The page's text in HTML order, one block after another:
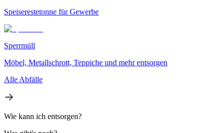
Speiserestetonne für Gewerbe
Sperrmüll
Möbel, Metallschrott, Teppiche und mehr entsorgen
Alle Abfälle
Wie kann ich entsorgen?